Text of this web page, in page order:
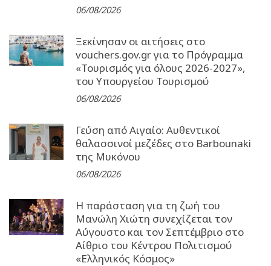
06/08/2026
Ξεκίνησαν οι αιτήσεις στο
vouchers.gov.gr για το Πρόγραμμα
«Τουρισμός για όλους 2026-2027»,
του Υπουργείου Τουρισμού
06/08/2026
Γεύση από Αιγαίο: Αυθεντικοί
θαλασσινοί μεζέδες στο Barbounaki
της Μυκόνου
06/08/2026
Η παράσταση για τη ζωή του
Μανώλη Χιώτη συνεχίζεται τον
Αύγουστο και τον Σεπτέμβριο στο
Αίθριο του Κέντρου Πολιτισμού
«Ελληνικός Κόσμος»